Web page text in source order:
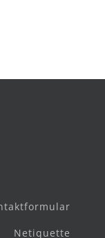
Netiquette